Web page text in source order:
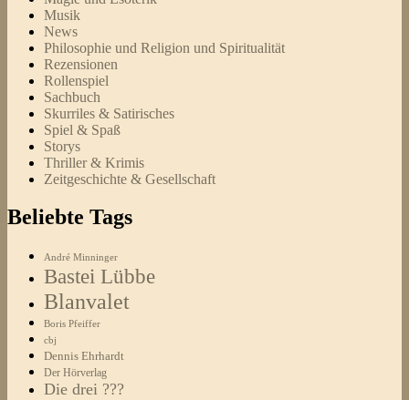
Musik
News
Philosophie und Religion und Spiritualität
Rezensionen
Rollenspiel
Sachbuch
Skurriles & Satirisches
Spiel & Spaß
Storys
Thriller & Krimis
Zeitgeschichte & Gesellschaft
Beliebte Tags
André Minninger
Bastei Lübbe
Blanvalet
Boris Pfeiffer
cbj
Dennis Ehrhardt
Der Hörverlag
Die drei ???